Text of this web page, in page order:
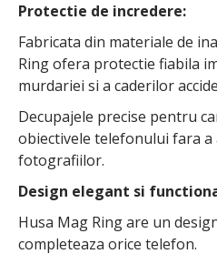
Protectie de incredere:
Fabricata din materiale de
Ring ofera protectie fiabila
murdariei si a caderilor
Decupajele precise pentru
obiectivele telefonului fara a
fotografiilor.
Design elegant si
Husa Mag Ring are un
completeaza orice telefon.